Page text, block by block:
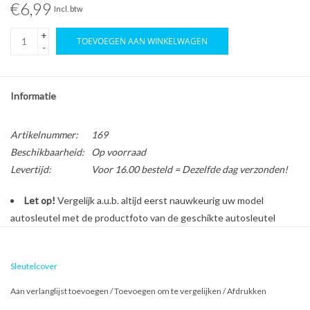
€6,99 Incl. btw
+
-
TOEVOEGEN AAN WINKELWAGEN
Informatie
Artikelnummer:
169
Beschikbaarheid:
Op voorraad
Levertijd:
Voor 16.00 besteld = Dezelfde dag verzonden!
Let op! Vergelijk a.u.b. altijd eerst nauwkeurig uw model
autosleutel met de productfoto van de geschikte autosleutel
Sleutelcover
Aan verlanglijst toevoegen /Toevoegen om te vergelijken /Afdrukken